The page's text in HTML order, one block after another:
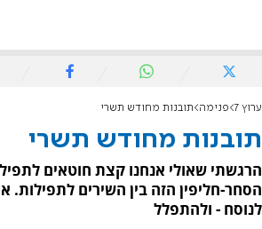
ערוץ 7 פנימה תובנות מחודש תשרי
תובנות מחודש תשרי
הרגשתי שאולי אנחנו קצת חוטאים
הסחר-חליפין הזה בין השירים לתפילות.
לנוסח - ולהתפלל